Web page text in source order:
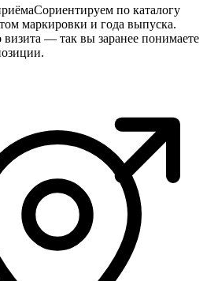
Сориентируем по каталогу
маркировки и года выпуска.
— так вы заранее понимаете